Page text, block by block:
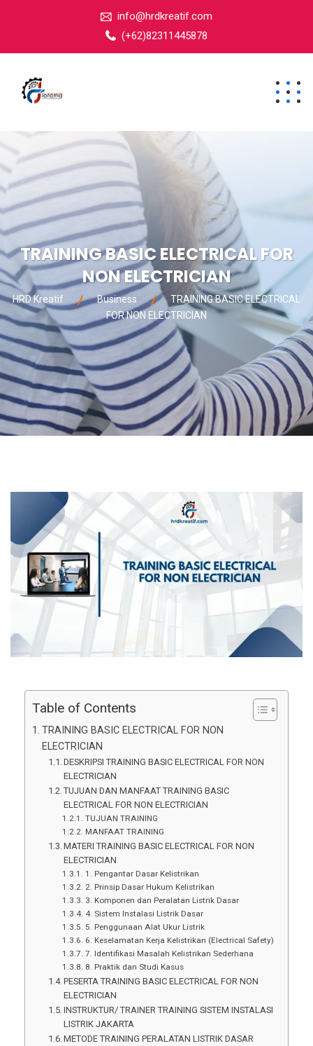
info@hrdkreatif.com
(+62)82311445878
TRAINING BASIC ELECTRICAL FOR
NON ELECTRICIAN
HRD Kreatif Business
TRAINING BASIC ELECTRICAL
FOR NON ELECTRICIAN
Table of Contents
TRAINING BASIC ELECTRICAL FOR NON
ELECTRICIAN
DESKRIPSI TRAINING BASIC ELECTRICAL FOR NON
ELECTRICIAN
TUJUAN DAN MANFAAT TRAINING BASIC
ELECTRICAL FOR NON ELECTRICIAN
TUJUAN TRAINING
MANFAAT TRAINING
MATERI TRAINING BASIC ELECTRICAL FOR NON
ELECTRICIAN
1. Pengantar Dasar Kelistrikan
2. Prinsip Dasar Hukum Kelistrikan
3. Komponen dan Peralatan Listrik Dasar
4. Sistem Instalasi Listrik Dasar
5. Penggunaan Alat Ukur Listrik
6. Keselamatan Kerja Kelistrikan (Electrical Safety)
7. Identifikasi Masalah Kelistrikan Sederhana
8. Praktik dan Studi Kasus
PESERTA TRAINING BASIC ELECTRICAL FOR NON
ELECTRICIAN
INSTRUKTUR/ TRAINER TRAINING SISTEM INSTALASI
LISTRIK JAKARTA
METODE TRAINING PERALATAN LISTRIK DASAR